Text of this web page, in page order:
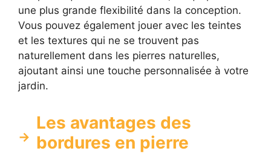
une plus grande flexibilité dans la conception.
Vous pouvez également jouer avec les teintes
et les textures qui ne se trouvent pas
naturellement dans les pierres naturelles,
ajoutant ainsi une touche personnalisée à votre
jardin.
Les avantages des
bordures en pierre